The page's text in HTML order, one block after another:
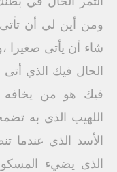
ومن أين لي أن تأتى
شاء أن يأتى صغيرا
الحال فيك الذي أتى
فيك هو من يخافه
اللهيب الذى به
الأسد الذي عندما
الذى يضيء